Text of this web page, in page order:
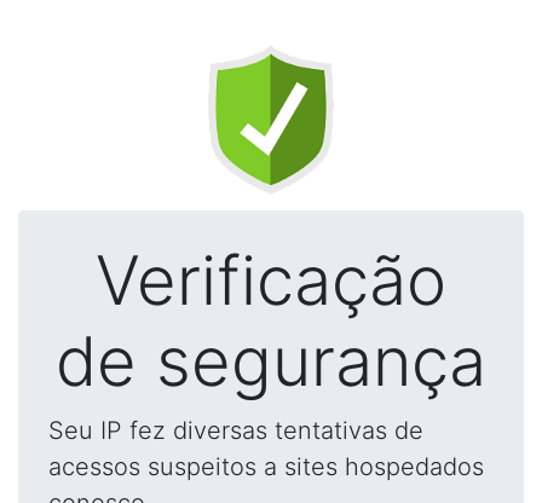
Verificação
de segurança
Seu IP fez diversas tentativas de
acessos suspeitos a sites hospedados